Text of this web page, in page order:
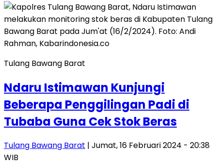
Tulang Bawang Barat
Ndaru Istimawan Kunjungi
Beberapa Penggilingan Padi di
Tubaba Guna Cek Stok Beras
Tulang Bawang Barat | Jumat, 16 Februari 2024 - 20:38
WIB